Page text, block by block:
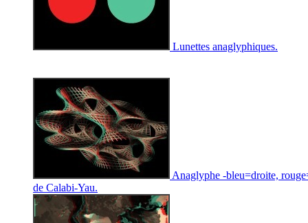
Lunettes anaglyphiques.
Anaglyphe -bleu=droite,
de Calabi-Yau.